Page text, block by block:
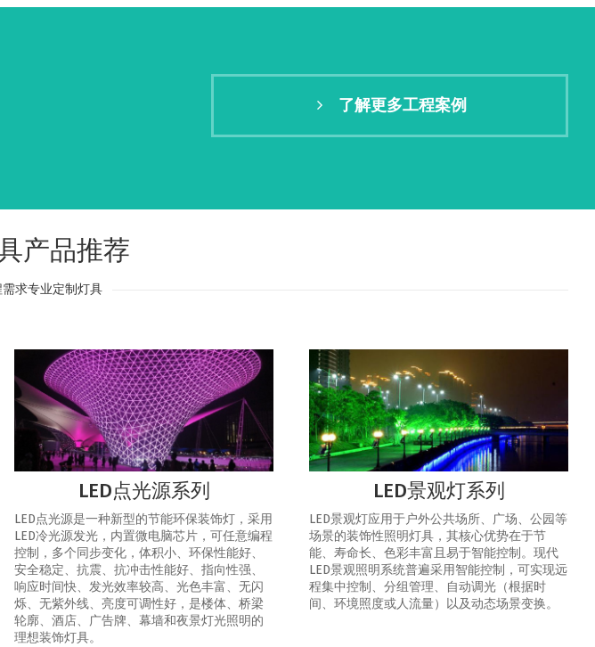
了解更多工程案例
产品推荐
求专业定制灯具
LED点光源系列
LED点光源是一种新型的节能环保装饰灯，采用
LED冷光源发光，内置微电脑芯片，可任意编程
控制，多个同步变化，体积小、环保性能好、
安全稳定、抗震、抗冲击性能好、指向性强、
响应时间快、发光效率较高、光色丰富、无闪
烁、无紫外线、亮度可调性好，是楼体、桥梁
轮廓、酒店、广告牌、幕墙和夜景灯光照明的
理想装饰灯具。
LED景观灯系列
LED景观灯应用于户外公共场所、广场、公园等
场景的装饰性照明灯具，其核心优势在于节
能、寿命长、色彩丰富且易于智能控制‌。‌现代
LED景观照明系统普遍采用智能控制，可实现‌远
程集中控制、分组管理、自动调光（根据时
间、环境照度或人流量）以及动态场景变换‌。